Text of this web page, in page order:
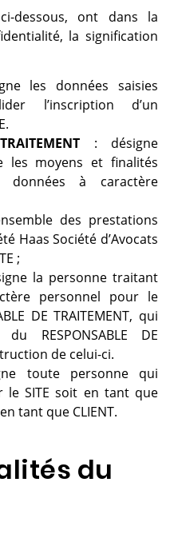
dessous, ont dans la
la signification
les données saisies
l’inscription d’un
: désigne
les moyens et finalités
données à caractère
des prestations
Haas Société d’Avocats
;
la personne traitant
personnel pour le
DE TRAITEMENT, qui
RESPONSABLE DE
de celui-ci.
toute personne qui
le SITE soit en tant que
tant que CLIENT.
du